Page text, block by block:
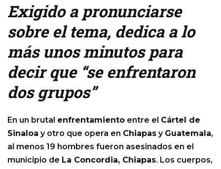
Exigido a pronunciarse
sobre el tema, dedica a lo
más unos minutos para
decir que “se enfrentaron
dos grupos”
En un brutal enfrentamiento entre el Cártel de
Sinaloa y otro que opera en Chiapas y Guatemala,
al menos 19 hombres fueron asesinados en el
municipio de La Concordia, Chiapas. Los cuerpos,